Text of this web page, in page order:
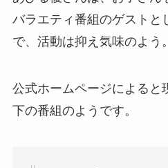
バラエティ番組のゲストと
で、活動は抑え気味のよう。
公式ホームページによると
下の番組のようです。